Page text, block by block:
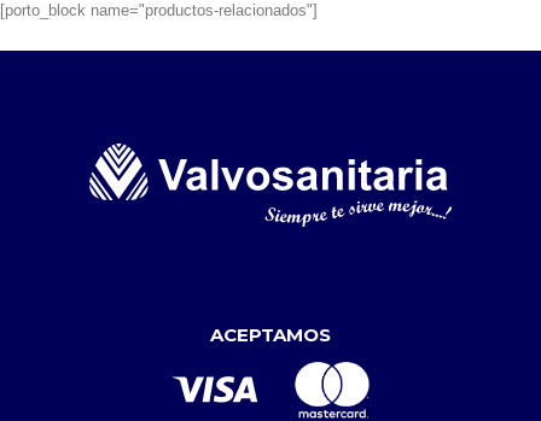
[porto_block name="productos-relacionados"]
ACEPTAMOS